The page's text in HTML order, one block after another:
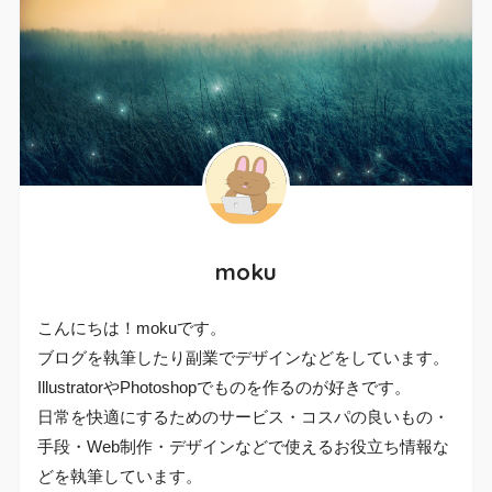
moku
こんにちは！mokuです。
ブログを執筆したり副業でデザインなどをしています。
IllustratorやPhotoshopでものを作るのが好きです。
日常を快適にするためのサービス・コスパの良いもの・
手段・Web制作・デザインなどで使えるお役立ち情報な
どを執筆しています。